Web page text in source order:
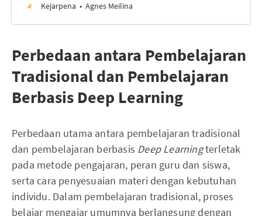
Kejarpena
Agnes Meilina
Perbedaan antara Pembelajaran
Tradisional dan Pembelajaran
Berbasis Deep Learning
Perbedaan utama antara pembelajaran tradisional
dan pembelajaran berbasis Deep Learningterletak
pada metode pengajaran, peran guru dan siswa,
serta cara penyesuaian materi dengan kebutuhan
individu. Dalam pembelajaran tradisional, proses
belajar mengajar umumnya berlangsung dengan